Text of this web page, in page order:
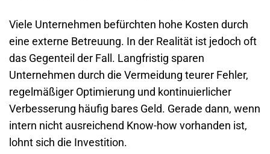
Viele Unternehmen befürchten hohe Kosten durch
eine externe Betreuung. In der Realität ist jedoch oft
das Gegenteil der Fall. Langfristig sparen
Unternehmen durch die Vermeidung teurer Fehler,
regelmäßiger Optimierung und kontinuierlicher
Verbesserung häufig bares Geld. Gerade dann, wenn
intern nicht ausreichend Know-how vorhanden ist,
lohnt sich die Investition.